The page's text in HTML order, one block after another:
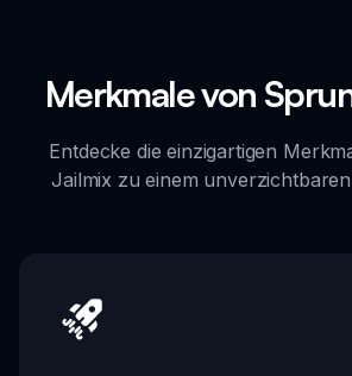
Merkmale von
Entdecke die einzigartigen
Jailmix zu einem